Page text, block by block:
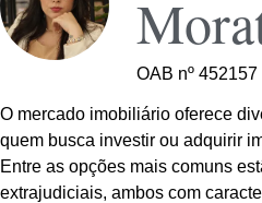
OAB nº 452157
O mercado imobiliário oferece
quem busca investir ou adquirir
Entre as opções mais comuns
extrajudiciais, ambos com